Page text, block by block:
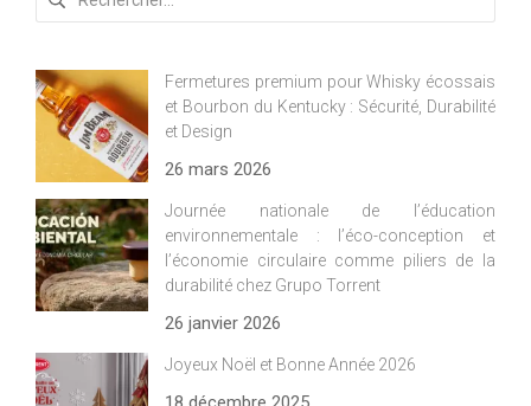
Fermetures premium pour Whisky écossais
et Bourbon du Kentucky : Sécurité, Durabilité
et Design
26 mars 2026
Journée nationale de l’éducation
environnementale : l’éco-conception et
l’économie circulaire comme piliers de la
durabilité chez Grupo Torrent
26 janvier 2026
Joyeux Noël et Bonne Année 2026